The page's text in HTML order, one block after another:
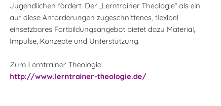
Jugendlichen fördert. Der „Lerntrainer Theologie“ als ein
auf diese Anforderungen zugeschnittenes, flexibel
einsetzbares Fortbildungsangebot bietet dazu Material,
Impulse, Konzepte und Unterstützung.
Zum Lerntrainer Theologie:
http://www.lerntrainer-theologie.de/